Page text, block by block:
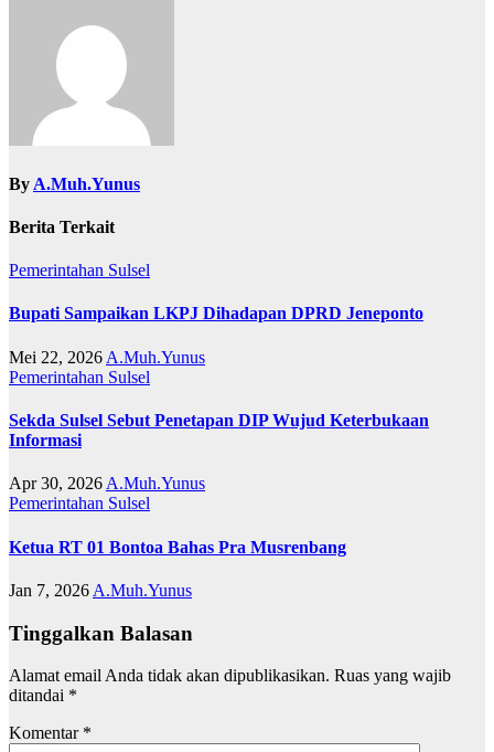
By A.Muh.Yunus
Berita Terkait
Pemerintahan Sulsel
Bupati Sampaikan LKPJ Dihadapan DPRD Jeneponto
Mei 22, 2026 A.Muh.Yunus
Pemerintahan Sulsel
Sekda Sulsel Sebut Penetapan DIP Wujud Keterbukaan
Informasi
Apr 30, 2026 A.Muh.Yunus
Pemerintahan Sulsel
Ketua RT 01 Bontoa Bahas Pra Musrenbang
Jan 7, 2026 A.Muh.Yunus
Tinggalkan Balasan
Alamat email Anda tidak akan dipublikasikan. Ruas yang wajib
ditandai *
Komentar *